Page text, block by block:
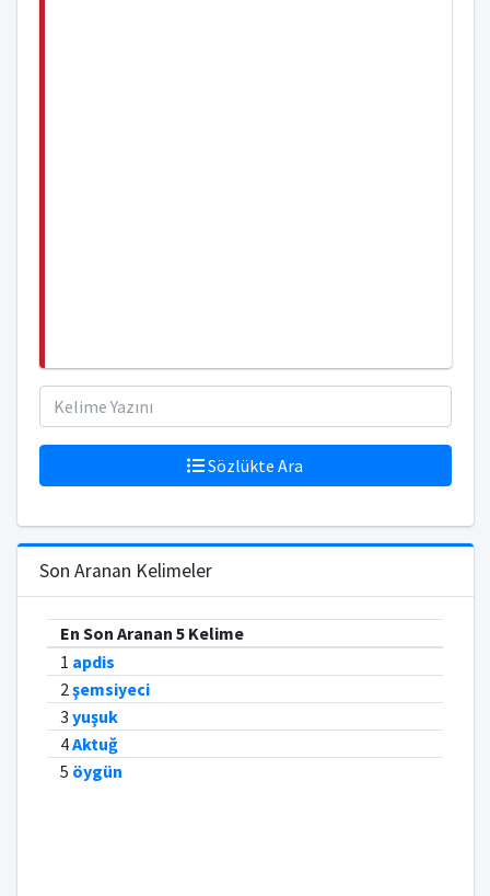
Sözlükte Ara
Son Aranan Kelimeler
En Son Aranan 5 Kelime
1 apdis
2şemsiyeci
3 yuşuk
4Aktuğ
5 öygün